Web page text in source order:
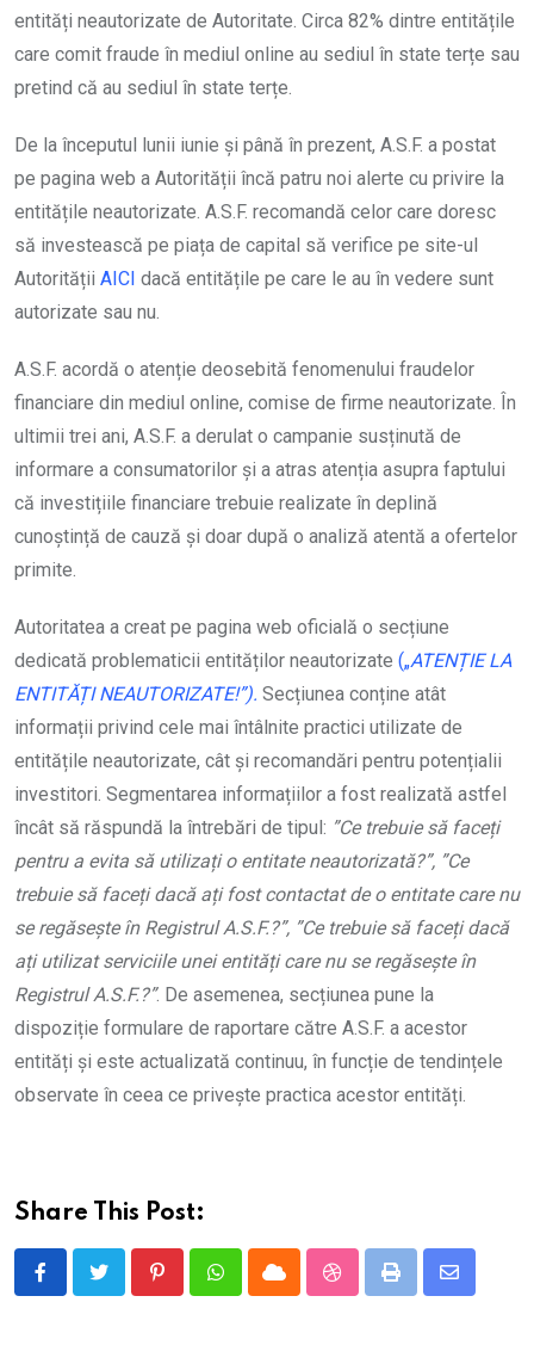
entități neautorizate de Autoritate. Circa 82% dintre entitățile
care comit fraude în mediul online au sediul în state terțe sau
pretind că au sediul în state terțe.
De la începutul lunii iunie și până în prezent, A.S.F. a postat
pe pagina web a Autorității încă patru noi alerte cu privire la
entitățile neautorizate. A.S.F. recomandă celor care doresc
să investească pe piața de capital să verifice pe site-ul
Autorității AICI dacă entitățile pe care le au în vedere sunt
autorizate sau nu.
A.S.F. acordă o atenție deosebită fenomenului fraudelor
financiare din mediul online, comise de firme neautorizate. În
ultimii trei ani, A.S.F. a derulat o campanie susținută de
informare a consumatorilor și a atras atenția asupra faptului
că investițiile financiare trebuie realizate în deplină
cunoștință de cauză și doar după o analiză atentă a ofertelor
primite.
Autoritatea a creat pe pagina web oficială o secțiune
dedicată problematicii entităților neautorizate („ATENȚIE LA
ENTITĂȚI NEAUTORIZATE!”). Secțiunea conține atât
informații privind cele mai întâlnite practici utilizate de
entitățile neautorizate, cât și recomandări pentru potențialii
investitori. Segmentarea informațiilor a fost realizată astfel
încât să răspundă la întrebări de tipul: ”Ce trebuie să faceți
pentru a evita să utilizați o entitate neautorizată?”, ”Ce
trebuie să faceți dacă ați fost contactat de o entitate care nu
se regăsește în Registrul A.S.F.?”, ”Ce trebuie să faceți dacă
ați utilizat serviciile unei entități care nu se regăsește în
Registrul A.S.F.?”. De asemenea, secțiunea pune la
dispoziție formulare de raportare către A.S.F. a acestor
entități și este actualizată continuu, în funcție de tendințele
observate în ceea ce privește practica acestor entități.
Share This Post:
PinterestWhatsappCloud StumbleUpon
Print
Share